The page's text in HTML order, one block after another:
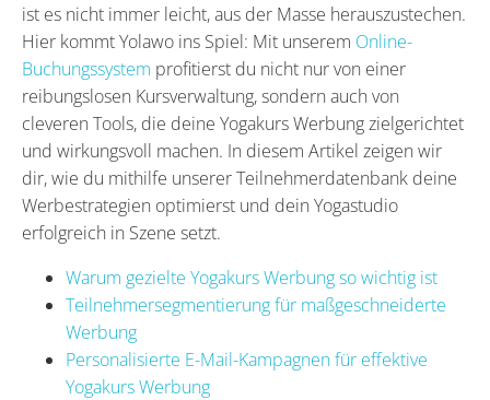
ist es nicht immer leicht, aus der Masse herauszustechen.
Hier kommt Yolawo ins Spiel: Mit unserem Online-
Buchungssystem profitierst du nicht nur von einer
reibungslosen Kursverwaltung, sondern auch von
cleveren Tools, die deine Yogakurs Werbung zielgerichtet
und wirkungsvoll machen. In diesem Artikel zeigen wir
dir, wie du mithilfe unserer Teilnehmerdatenbank deine
Werbestrategien optimierst und dein Yogastudio
erfolgreich in Szene setzt.
Warum gezielte Yogakurs Werbung so wichtig ist
Teilnehmersegmentierung für maßgeschneiderte
Werbung
Personalisierte E-Mail-Kampagnen für effektive
Yogakurs Werbung